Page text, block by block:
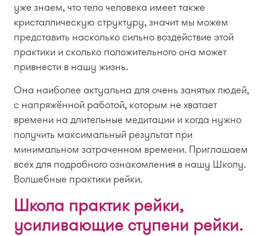
уже знаем, что тело человека имеет также
кристаллическую структуру, значит мы можем
представить насколько сильно воздействие этой
практики и сколько положительного она может
привнести в нашу жизнь.
Она наиболее актуальна для очень занятых людей,
с напряжённой работой, которым не хватает
времени на длительные медитации и когда нужно
получить максимальный результат при
минимальном затраченном времени. Приглашаем
всех для подробного ознакомления в нашу Школу.
Волшебные практики рейки.
Школа практик рейки,
усиливающие ступени рейки.